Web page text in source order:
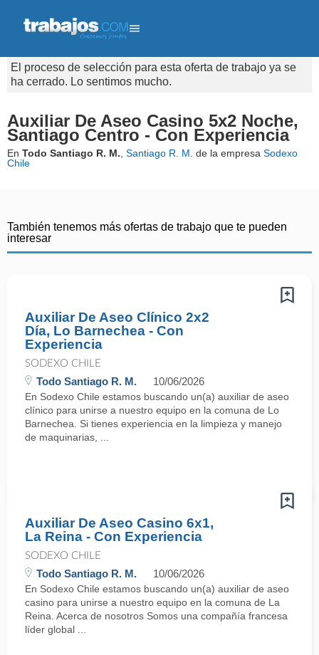
El proceso de selección para esta oferta de trabajo ya se
ha cerrado. Lo sentimos mucho.
Auxiliar De Aseo Casino 5x2 Noche,
Santiago Centro - Con Experiencia
En Todo Santiago R. M. Santiago R. M. de la empresa Sodexo
Chile
También tenemos más ofertas de trabajo que te pueden
interesar
Auxiliar De Aseo Clínico 2x2
Día, Lo Barnechea - Con
Experiencia
SODEXO CHILE
Todo Santiago R. M. 10/06/2026
En Sodexo Chile estamos buscando un(a) auxiliar de aseo
clínico para unirse a nuestro equipo en la comuna de Lo
Barnechea. Si tienes experiencia en la limpieza y manejo
de maquinarias, ...
Auxiliar De Aseo Casino 6x1,
La Reina - Con Experiencia
SODEXO CHILE
Todo Santiago R. M. 10/06/2026
En Sodexo Chile estamos buscando un(a) auxiliar de aseo
casino para unirse a nuestro equipo en la comuna de La
Reina. Acerca de nosotros Somos una compañía francesa
líder global ...